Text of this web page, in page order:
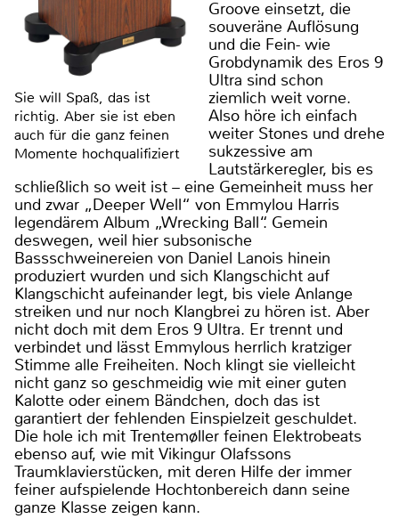
Sie will Spaß, das ist
richtig. Aber sie ist eben
auch für die ganz feinen
Momente hochqualifiziert
Groove einsetzt, die
souveräne Auflösung
und die Fein- wie
Grobdynamik des Eros 9
Ultra sind schon
ziemlich weit vorne.
Also höre ich einfach
weiter Stones und drehe
sukzessive am
Lautstärkeregler, bis es
schließlich so weit ist – eine Gemeinheit muss her
und zwar „Deeper Well“ von Emmylou Harris
legendärem Album „Wrecking Ball“. Gemein
deswegen, weil hier subsonische
Bassschweinereien von Daniel Lanois hinein
produziert wurden und sich Klangschicht auf
Klangschicht aufeinander legt, bis viele Anlange
streiken und nur noch Klangbrei zu hören ist. Aber
nicht doch mit dem Eros 9 Ultra. Er trennt und
verbindet und lässt Emmylous herrlich kratziger
Stimme alle Freiheiten. Noch klingt sie vielleicht
nicht ganz so geschmeidig wie mit einer guten
Kalotte oder einem Bändchen, doch das ist
garantiert der fehlenden Einspielzeit geschuldet.
Die hole ich mit Trentemøller feinen Elektrobeats
ebenso auf, wie mit Vikingur Olafssons
Traumklavierstücken, mit deren Hilfe der immer
feiner aufspielende Hochtonbereich dann seine
ganze Klasse zeigen kann.